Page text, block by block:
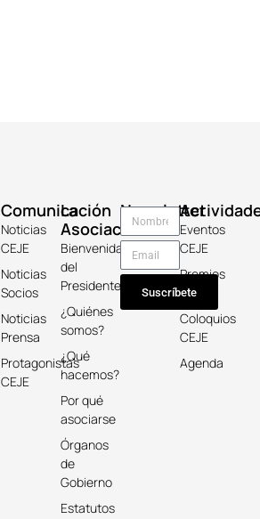
La
Asociación
Bienvenida
del
Presidente
¿Quiénes
somos?
¿Qué
hacemos?
Por qué
asociarse
Órganos
de
Gobierno
Estatutos
Comunicación
Noticias
CEJE
Noticias
Socios
Noticias
Prensa
Protagonistas
CEJE
Eventos
CEJE
Premios
Keicho
Coloquios
CEJE
Agenda
Newsletter
Suscríbete